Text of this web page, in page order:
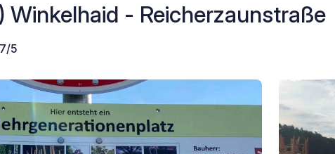
Winkelhaid - Reicherzaunstraße
5